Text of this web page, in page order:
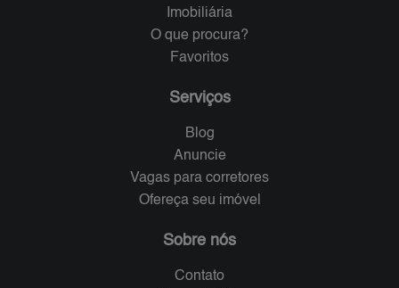
Imobiliária
O que procura?
Favoritos
Serviços
Blog
Anuncie
Vagas para corretores
Ofereça seu imóvel
Sobre nós
Contato